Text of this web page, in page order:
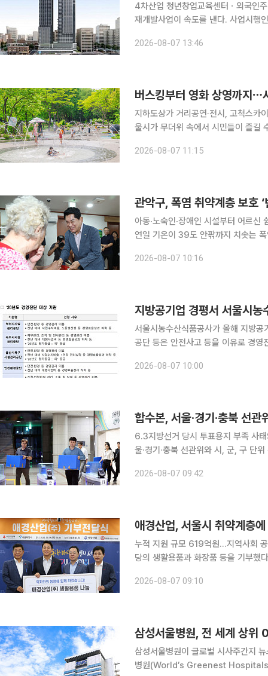
4차산업 청년창업교육센터ㆍ외국인주민센터 조성 서울시가 서울 마포구
재개발사업이 속도를 낸다. 사업시행
일대 '신촌지역 마포3구역 3지구 도
2026-08-07 13:46
버스킹부터 영화 상영까지⋯
지하도상가 거리공연·전시, 고척스카이돔 영화 상영회도 개
울시가 무더위 속에서 시민들이 즐길 수
물놀이 프로그램에 이르기까지 다채
2026-08-07 11:15
관악구, 폭염 취약계층 보호
아동‧노숙인‧장애인 시설부터 어르신 쉼터까지 6개소 현
연일 기온이 39도 안팎까지 치솟는
설 ‘대한성공회살림터’, 장애인 보호
2026-08-07 10:16
서울시농수산식품공사가 올해 지방
공단 등은 안전사고 등을 이유로 경영진단 대상 기관
다. 올해 평가는 268개 지방공기업
2026-08-07 10:00
합수본, 서울·경기·충북 선
6.3지방선거 당시 투표용지 부족 사
울·경기·충북 선관위와 시, 군, 구 단위 선관위를
관위, 서울시·경기도·충청북도 선관위
2026-08-07 09:42
애경산업, 서울시 취약계층
누적 지원 규모 619억원…지역사회 공헌 지속 확대 애경산업이 서울시
당의 생활용품과 화장품 등을 기부했
울사회복지공동모금회, (사)희망을나
2026-08-07 09:10
삼성서울병원, 전 세계 상위
삼성서울병원이 글로벌 시사주간지
병원(World’s Greenest Hospitals